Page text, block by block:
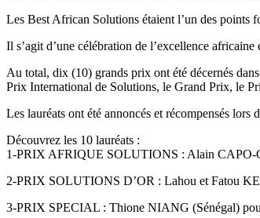
Les Best African Solutions étaient l’un des points
Il s’agit d’une célébration de l’excellence
Au total, dix (10) grands prix ont été décernés
Prix International de Solutions, le Grand Prix, le
Les lauréats ont été annoncés et récompensés lors
Découvrez les 10 lauréats :
1-PRIX AFRIQUE SOLUTIONS : Alain CAPO-
2-PRIX SOLUTIONS D’OR : Lahou et Fatou
3-PRIX SPECIAL : Thione NIANG (Sénégal)